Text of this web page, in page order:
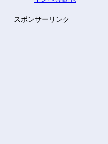
スポンサーリンク